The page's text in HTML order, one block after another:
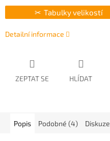
Tabulky velikostí
Detailní informace
ZEPTAT SE HLÍDAT
Popis Podobné (4) Diskuze